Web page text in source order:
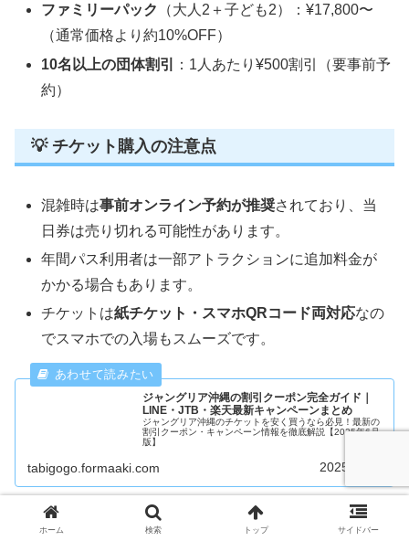
ファミリーパック
（大人2＋子ども2）：¥17,800〜
（通常価格より約10%OFF）
10名以上の団体割引
：1人あたり¥500割引（要事前予
約）
💡 チケット購入の注意点
混雑時は事前オンライン予約が推奨されており、当
日券は売り切れる可能性があります。
年間パス利用者は一部アトラクションに追加料金が
かかる場合もあります。
チケットは紙チケット・スマホQRコード両対応なの
でスマホでの入場もスムーズです。
ジャングリア沖縄の割引クーポン完全ガイド｜
LINE・JTB・楽天最新キャンペーンまとめ
ジャングリア沖縄のチケットを安く買うなら必見！最新の
割引クーポン・キャンペーン情報を徹底解説【2025年6月
版】
tabigogo.formaaki.com 2025.06.09
✅ こんな人はチケット事前購入が必須！
ホーム 検索 トップ サイドバー